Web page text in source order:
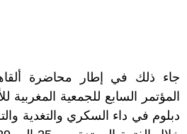
جاء ذلك في إطار محاضرة
المؤتمر السابع للجمعية المغربية
دبلوم في داء السكري والتغدية